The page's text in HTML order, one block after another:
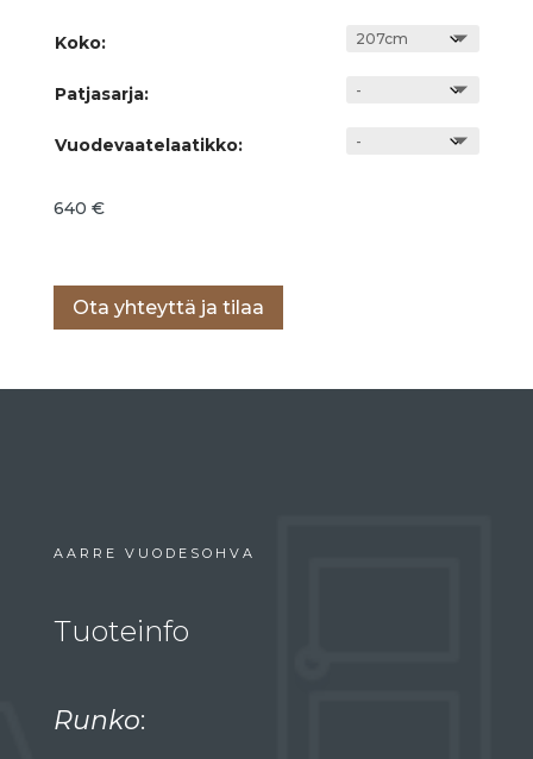
Koko:
Patjasarja:
Vuodevaatelaatikko:
640 €
Ota yhteyttä ja tilaa
AARRE VUODESOHVA
Tuoteinfo
Runko: